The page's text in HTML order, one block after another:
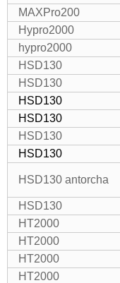
MAXPro200
Hypro2000
hypro2000
HSD130
HSD130
HSD130
HSD130
HSD130
HSD130
HSD130 antorcha
HSD130
HT2000
HT2000
HT2000
HT2000